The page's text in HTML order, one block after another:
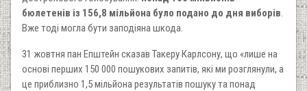
бюлетенів із 156,8 мільйона було подано до дня виборів.
Вже тоді могла бути заподіяна шкода.
31 жовтня пан Епштейн сказав Такеру Карлсону, що «лише на
основі перших 150 000 пошукових запитів, які ми розглянули, а
це приблизно 1,5 мільйона результатів пошуку та понад